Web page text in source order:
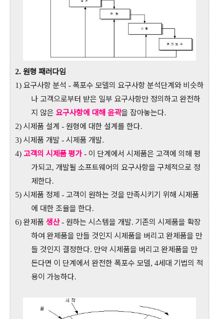
2. 원형 패러다임
1) 요구사항 분석 - 폭포수 모델의 요구사항 분석단계와 비슷하
나 고객으로부터 받은 일부 요구사항만 정의하고 완전하
지 않은 요구사항에 대해 윤곽을 잡아놓는다.
2) 시제품 설계 - 원형에 대한 설계를 한다.
3) 시제품 개발 - 시제품 개발.
4) 고객의 시제품 평가 - 이 단계에서 시제품은 고객에 의해 평
가되고, 개발될 소프트웨어의 요구사항을 구체적으로 정
제한다.
5) 시제품 정제 - 고객이 원하는 것을 만족시키기 위해 시제품
에 대한 조율을 한다.
6) 완제품 생산 - 원하는 시스템을 개발. 기존의 시제품을 확장
하여 완제품을 만들 것인지 시제품을 버리고 완제품을 만
들 것인지 결정한다. 만약 시제품을 버리고 완제품을 만
든다면 이 단계에서 완전한 폭포수 모델, 4세대 기법의 적
용이 가능하다.